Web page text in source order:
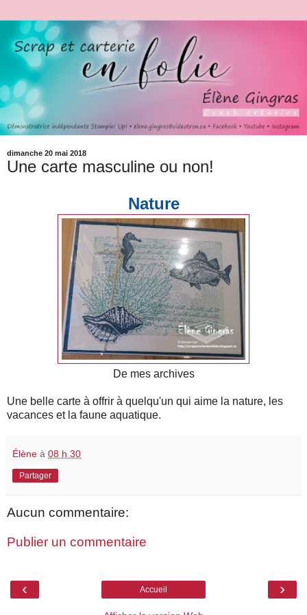
dimanche 20 mai 2018
Une carte masculine ou non!
Nature
De mes archives
Une belle carte à offrir à quelqu'un qui aime la nature, les
vacances et la faune aquatique.
Élène à 08 h 30
Partager
Aucun commentaire:
Publier un commentaire
‹ ›
Accueil